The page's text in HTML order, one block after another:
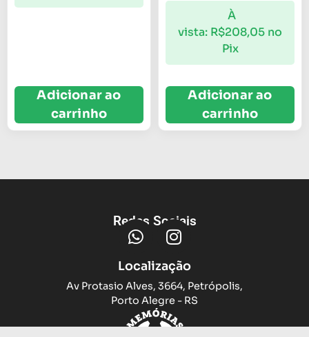
Adicionar ao
carrinho
À
vista: R$208,05 no
Pix
Adicionar ao
carrinho
Redes Sociais
Localização
Av Protasio Alves, 3664, Petrópolis,
Porto Alegre - RS